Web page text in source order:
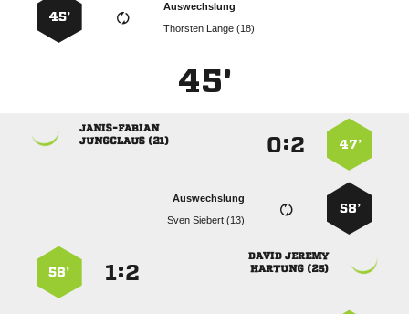
Auswechslung
  
45’
45'
47’
:

 
58’
Auswechslung
  
 
 
:
58’